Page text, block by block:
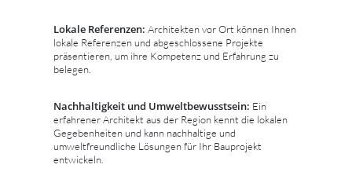
Lokale Referenzen: Architekten vor Ort können Ihnen
lokale Referenzen und abgeschlossene Projekte
präsentieren, um ihre Kompetenz und Erfahrung zu
belegen.
Nachhaltigkeit und Umweltbewusstsein: Ein
erfahrener Architekt aus der Region kennt die lokalen
Gegebenheiten und kann nachhaltige und
umweltfreundliche Lösungen für Ihr Bauprojekt
entwickeln.